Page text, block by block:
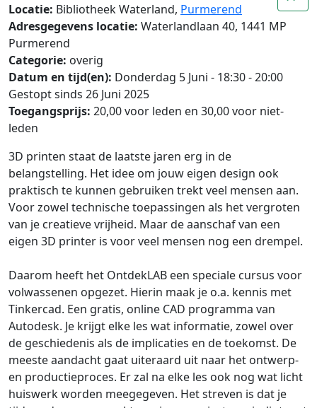
Locatie: Bibliotheek Waterland, Purmerend
Adresgegevens locatie: Waterlandlaan 40, 1441 MP
Purmerend
Categorie: overig
Datum en tijd(en): Donderdag 5 Juni - 18:30 - 20:00
Gestopt sinds 26 Juni 2025
Toegangsprijs: 20,00 voor leden en 30,00 voor niet-
leden
3D printen staat de laatste jaren erg in de
belangstelling. Het idee om jouw eigen design ook
praktisch te kunnen gebruiken trekt veel mensen aan.
Voor zowel technische toepassingen als het vergroten
van je creatieve vrijheid. Maar de aanschaf van een
eigen 3D printer is voor veel mensen nog een drempel.
Daarom heeft het OntdekLAB een speciale cursus voor
volwassenen opgezet. Hierin maak je o.a. kennis met
Tinkercad. Een gratis, online CAD programma van
Autodesk. Je krijgt elke les wat informatie, zowel over
de geschiedenis als de implicaties en de toekomst. De
meeste aandacht gaat uiteraard uit naar het ontwerp-
en productieproces. Er zal na elke les ook nog wat licht
huiswerk worden meegegeven. Het streven is dat je